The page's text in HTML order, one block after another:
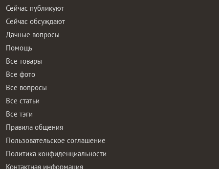
Сейчас публикуют
Сейчас обсуждают
Дачные вопросы
Помощь
Все товары
Все фото
Все вопросы
Все статьи
Все тэги
Правила общения
Пользовательское соглашение
Политика конфиденциальности
Контактная информация